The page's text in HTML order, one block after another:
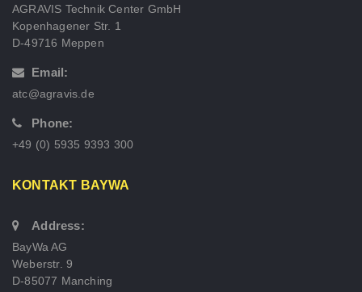
AGRAVIS Technik Center GmbH
Kopenhagener Str. 1
D-49716 Meppen
Email:
atc@agravis.de
Phone:
+49 (0) 5935 9393 300
KONTAKT BAYWA
Address:
BayWa AG
Weberstr. 9
D-85077 Manching